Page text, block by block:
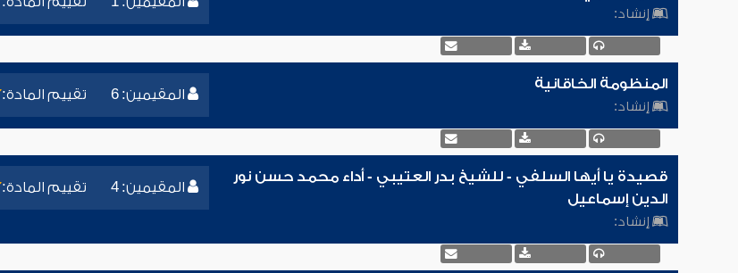
إنشاد:
المقيمين: 6 تقييم المادة:
المنظومة الخاقانية
إنشاد:
المقيمين: 4 تقييم المادة:
قصيدة يا أيها السلفي - للشيخ بدر العتيبي - أداء محمد حسن نور
الدين إسماعيل
إنشاد: